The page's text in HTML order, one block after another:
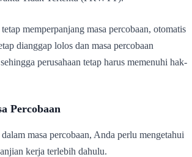
memperpanjang masa percobaan, otomatis
dianggap lolos dan masa percobaan
perusahaan tetap harus memenuhi hak-
Percobaan
masa percobaan, Anda perlu mengetahui
kerja terlebih dahulu.